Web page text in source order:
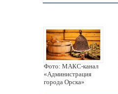
Фото: МАКС-канал
«Администрация
города Орска»